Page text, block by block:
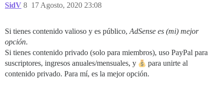
SidV 17 Agosto, 2020 23:08
8
Si tienes contenido valioso y es público, AdSense es (mi) mejor
opción.
Si tienes contenido privado (solo para miembros), uso PayPal para
suscriptores, ingresos anuales/mensuales, y
para unirte al
contenido privado. Para mí, es la mejor opción.